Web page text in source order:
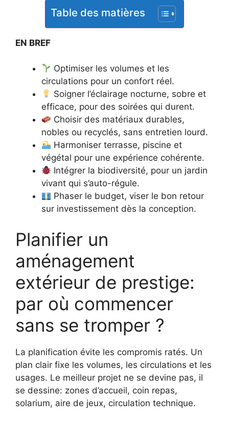
Table des matières
EN BREF
Optimiser les volumes et les
circulations pour un confort réel.
Soigner l’éclairage nocturne, sobre et
efficace, pour des soirées qui durent.
Choisir des matériaux durables,
nobles ou recyclés, sans entretien lourd.
Harmoniser terrasse, piscine et
végétal pour une expérience cohérente.
Intégrer la biodiversité, pour un jardin
vivant qui s’auto-régule.
Phaser le budget, viser le bon retour
sur investissement dès la conception.
Planifier un
aménagement
extérieur de prestige:
par où commencer
sans se tromper ?
La planification évite les compromis ratés. Un
plan clair fixe les volumes, les circulations et les
usages. Le meilleur projet ne se devine pas, il
se dessine: zones d’accueil, coin repas,
solarium, aire de jeux, circulation technique.